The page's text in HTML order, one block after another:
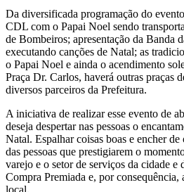
Da diversificada programação do
CDL com o Papai Noel sendo
de Bombeiros; apresentação da Banda
executando canções de Natal; as
o Papai Noel e ainda o acendimento
Praça Dr. Carlos, haverá outras praças
diversos parceiros da Prefeitura.
A iniciativa de realizar esse evento de
deseja despertar nas pessoas o
Natal. Espalhar coisas boas e encher
das pessoas que prestigiarem o
varejo e o setor de serviços da cidade e
Compra Premiada e, por
local.